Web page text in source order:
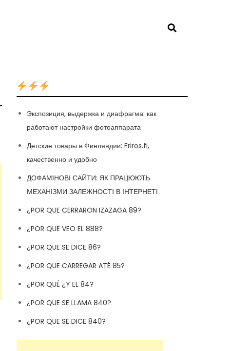
Экспозиция, выдержка и диафрагма: как
работают настройки фотоаппарата
Детские товары в Финляндии: Friros.fi,
качественно и удобно
ДОФАМІНОВІ САЙТИ: ЯК ПРАЦЮЮТЬ
МЕХАНІЗМИ ЗАЛЕЖНОСТІ В ІНТЕРНЕТІ
¿POR QUE CERRARON IZAZAGA 89?
¿POR QUE VEO EL 888?
¿POR QUE SE DICE 86?
¿POR QUE CARREGAR ATÉ 85?
¿POR QUÉ ¿Y EL 84?
¿POR QUE SE LLAMA 840?
¿POR QUE SE DICE 840?